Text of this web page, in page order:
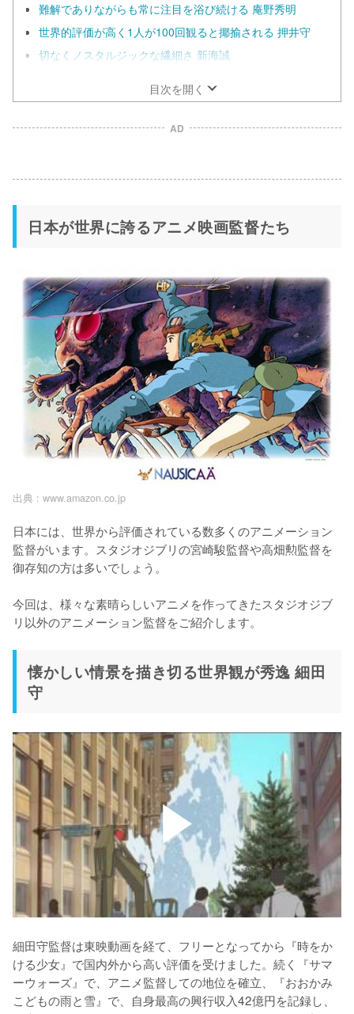
難解でありながらも常に注目を浴び続ける 庵野秀明
世界的評価が高く1人が100回観ると揶揄される 押井守
切なくノスタルジックな繊細さ 新海誠
目次を開く
AD
日本が世界に誇るアニメ映画監督たち
出典 : www.amazon.co.jp
日本には、世界から評価されている数多くのアニメーション
監督がいます。スタジオジブリの宮崎駿監督や高畑勲監督を
御存知の方は多いでしょう。
今回は、様々な素晴らしいアニメを作ってきたスタジオジブ
リ以外のアニメーション監督をご紹介します。
懐かしい情景を描き切る世界観が秀逸 細田
守
細田守監督は東映動画を経て、フリーとなってから『時をか
ける少女』で国内外から高い評価を受けました。続く『サマ
ーウォーズ』で、アニメ監督しての地位を確立、『おおかみ
こどもの雨と雪』で、自身最高の興行収入42億円を記録し、